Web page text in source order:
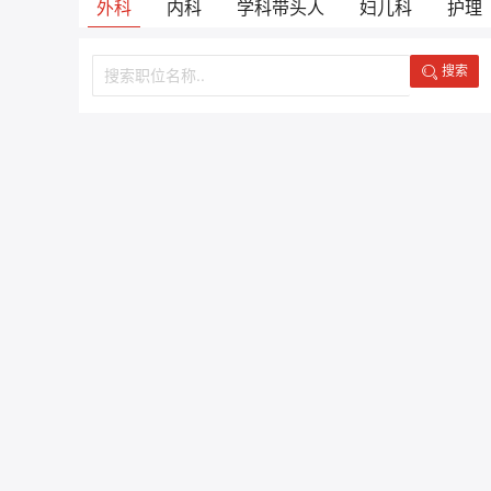
外科 内科 学科带头人 妇儿科 护理
搜索